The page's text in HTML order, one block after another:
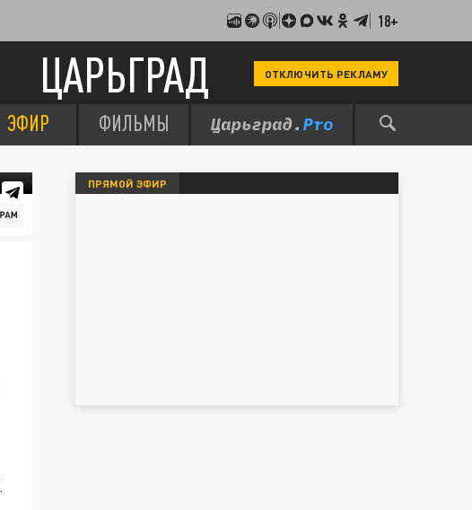
18+
ЦАРЬГРАД ОТКЛЮЧИТЬ РЕКЛАМУ
ЭФИР ФИЛЬМЫ
.
ПРЯМОЙ ЭФИР